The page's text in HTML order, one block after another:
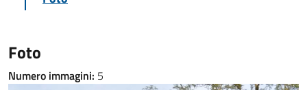
Foto
Numero immagini: 5